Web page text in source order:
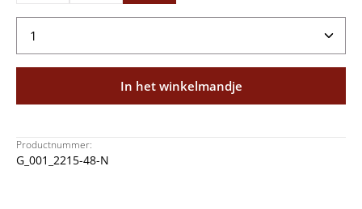
Producthoeveelheid: Voer de gewenste
In het winkelmandje
Productnummer:
G_001_2215-48-N